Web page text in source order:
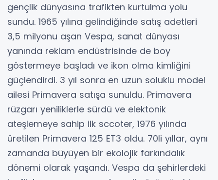
gençlik dünyasına trafikten kurtulma yolu
sundu. 1965 yılına gelindiğinde satış adetleri
3,5 milyonu aşan Vespa, sanat dünyası
yanında reklam endüstrisinde de boy
göstermeye başladı ve ikon olma kimliğini
güçlendirdi. 3 yıl sonra en uzun soluklu model
ailesi Primavera satışa sunuldu. Primavera
rüzgarı yeniliklerle sürdü ve elektonik
ateşlemeye sahip ilk sccoter, 1976 yılında
üretilen Primavera 125 ET3 oldu. 70li yıllar, aynı
zamanda büyüyen bir ekolojik farkındalık
dönemi olarak yaşandı. Vespa da şehirlerdeki